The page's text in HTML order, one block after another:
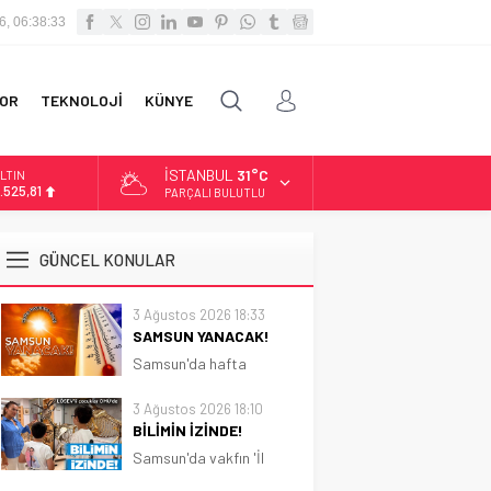
06:38:34
TEKNOLOJİ KÜNYE
55,0919
ALTIN
6.525,81
İSTANBUL 31°C
PARÇALI BULUTLU
GÜNCEL KONULAR
3 Ağustos 2026 18:33
SAMSUN YANACAK!
Samsun'da hafta
hava etkili olacak.
Sıcaklık 31 dereceye
kadar çıkacak
3 Ağustos 2026 18:10
BİLİMİN İZİNDE!
Samsun'da vakfın 'İl